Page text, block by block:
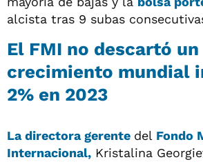
alcista tras 9 subas
El FMI no descartó un
crecimiento mundial
2% en 2023
La directora gerente del Fondo
Internacional, Kristalina